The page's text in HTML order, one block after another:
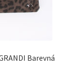
Barevná